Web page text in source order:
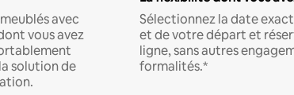
avec
vous avez
solution de
Sélectionnez la date
et de votre départ et
ligne, sans autres
formalités.*